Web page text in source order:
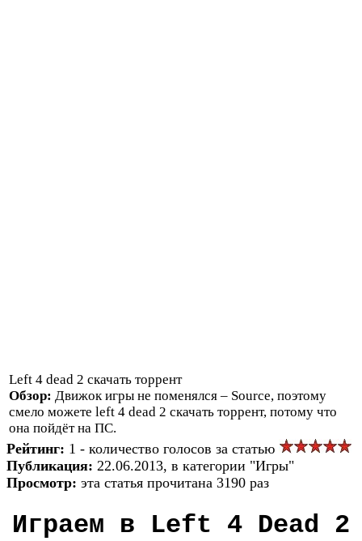
Left 4 dead 2 скачать торрент
Обзор: Движок игры не поменялся – Source, поэтому
смело можете left 4 dead 2 скачать торрент, потому что
она пойдёт на ПС.
Рейтинг: 1 - количество голосов за статью
Публикация: 22.06.2013, в категории "Игры"
Просмотр: эта статья прочитана 3190 раз
Играем в Left 4 Dead 2